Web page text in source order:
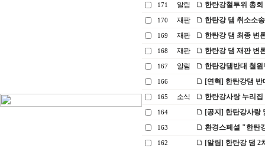
171 알림 한탄강철투위 총회
170 재판 한탄강 댐 취소소
169 재판 한탄강 댐 최종 변
168 재판 한탄강 댐 재판 변
167 알림 한탄강댐반대 철
166 [연혁] 한탄강댐 반
165 소식 한탄강사랑 누리
164 [공지] 한탄강사랑
163 환경스페셜 "한탄
162 [알림] 한탄강 댐 2